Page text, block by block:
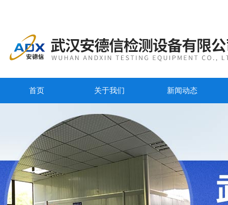
首页 关于我们 新闻动态